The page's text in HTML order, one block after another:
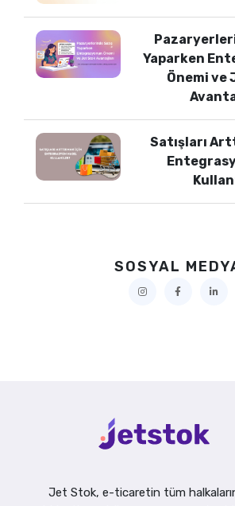
Yaparken
Önemi ve
Satışları
SOSYAL
Jet Stok, e-ticaretin tüm